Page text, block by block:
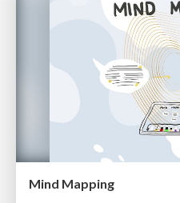
Mind Mapping